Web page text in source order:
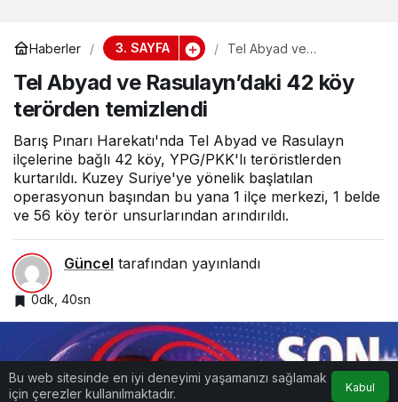
Haberler 3. SAYFA
Tel Abyad ve
terörden temizlendi
Tel Abyad ve Rasulayn’daki 42 köy
terörden temizlendi
Barış Pınarı Harekatı'nda Tel Abyad ve Rasulayn
ilçelerine bağlı 42 köy, YPG/PKK'lı teröristlerden
kurtarıldı. Kuzey Suriye'ye yönelik başlatılan
operasyonun başından bu yana 1 ilçe merkezi, 1 belde
ve 56 köy terör unsurlarından arındırıldı.
Güncel tarafından yayınlandı
0dk, 40sn
Bu web sitesinde en iyi deneyimi yaşamanızı sağlamak
için çerezler kullanılmaktadır.
Kabul